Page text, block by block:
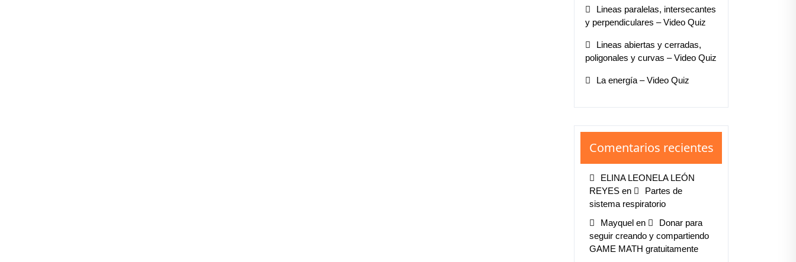
Lineas paralelas, intersecantes
y perpendiculares – Video Quiz
Lineas abiertas y cerradas,
poligonales y curvas – Video Quiz
La energía – Video Quiz
Comentarios recientes
ELINA LEONELA LEÓN
REYES en
Partes de
sistema respiratorio
Mayquel en
Donar para
seguir creando y compartiendo
GAME MATH gratuitamente